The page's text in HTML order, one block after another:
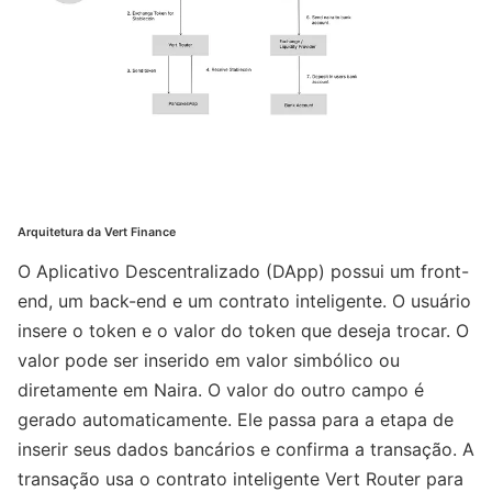
Arquitetura da Vert Finance
O Aplicativo Descentralizado (DApp) possui um front-
end, um back-end e um contrato inteligente. O usuário
insere o token e o valor do token que deseja trocar. O
valor pode ser inserido em valor simbólico ou
diretamente em Naira. O valor do outro campo é
gerado automaticamente. Ele passa para a etapa de
inserir seus dados bancários e confirma a transação. A
transação usa o contrato inteligente Vert Router para